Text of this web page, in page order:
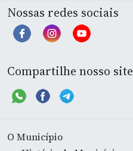
Nossas redes sociais
Compartilhe nosso site
O Município